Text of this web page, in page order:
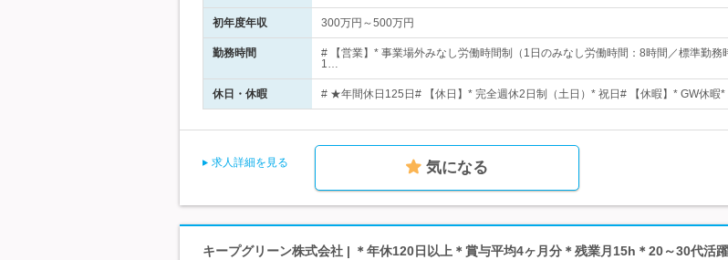
初年度年収 300万円～500万円
勤務時間
# 【営業】* 事業場外みなし労働時間制（1日のみなし労働時間：8時間／標準勤務
1…
休日・休暇 # ★年間休日125日# 【休日】* 完全週休2日制（土日）* 祝日# 【休暇】* GW休暇
求人詳細を見る 気になる
キープグリーン株式会社 | ＊年休120日以上＊賞与平均4ヶ月分＊残業月15h＊20～30代活